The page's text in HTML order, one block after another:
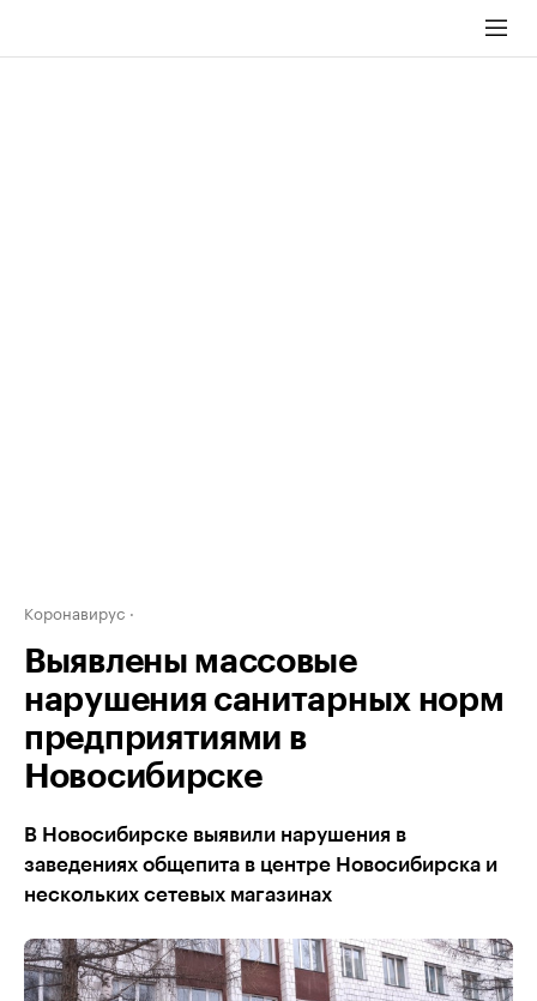
Коронавирус
Выявлены массовые
нарушения санитарных норм
предприятиями в
Новосибирске
В Новосибирске выявили нарушения в
заведениях общепита в центре Новосибирска и
нескольких сетевых магазинах